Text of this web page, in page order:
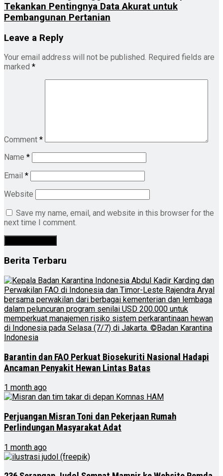
Tekankan Pentingnya Data Akurat untuk
Pembangunan Pertanian
Leave a Reply
Your email address will not be published. Required fields are
marked *
Comment *
Name *
Email *
Website
Save my name, email, and website in this browser for the
next time I comment.
Berita Terbaru
Barantin dan FAO Perkuat Biosekuriti Nasional Hadapi
Ancaman Penyakit Hewan Lintas Batas
1 month ago
Perjuangan Misran Toni dan Pekerjaan Rumah
Perlindungan Masyarakat Adat
1 month ago